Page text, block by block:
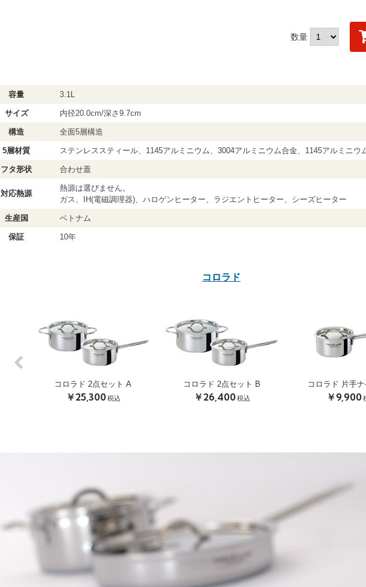
数量
容量 3.1L
サイズ 内径20.0cm/深さ9.7cm
構造 全面5層構造
5層材質 ステンレススティール、1145アルミニウム、3004アルミニウム合金、1145アルミニウ
フタ形状 合わせ蓋
対応熱源
熱源は選びません。
ガス、IH(電磁調理器)、ハロゲンヒーター、ラジエントヒーター、シーズヒーター
生産国 ベトナム
保証 10年
コロラド
コロラド 2点セット A
￥25,300 税込
コロラド 2点セット B
￥26,400税込
コロラド 片手
￥9,900